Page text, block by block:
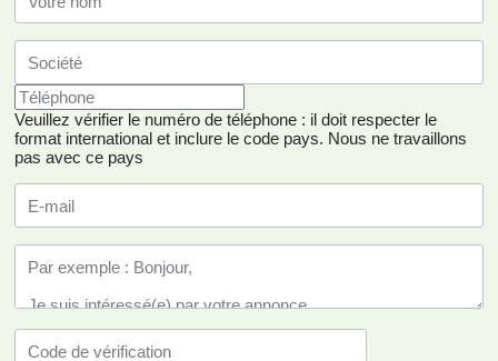
Veuillez vérifier le numéro de téléphone : il doit respecter le
format international et inclure le code pays. Nous ne travaillons
pas avec ce pays